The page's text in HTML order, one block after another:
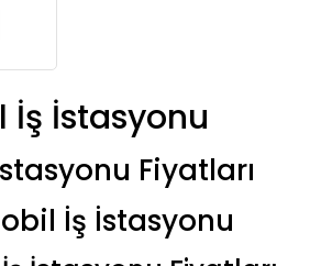
İş İstasyonu
Fiyatları
İş İstasyonu